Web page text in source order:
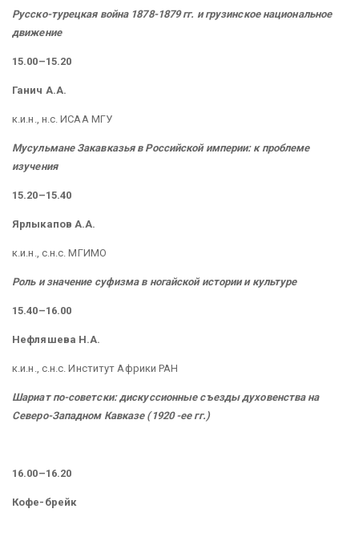
Русско-турецкая война 1878-1879 гг. и грузинское национальное
движение
15.00–15.20
Ганич А.А.
к.и.н., н.с. ИСАА МГУ
Мусульмане Закавказья в Российской империи: к проблеме
изучения
15.20–15.40
Ярлыкапов А.А.
к.и.н., с.н.с. МГИМО
Роль и значение суфизма в ногайской истории и культуре
15.40–16.00
Нефляшева Н.А.
к.и.н., с.н.с. Институт Африки РАН
Шариат по-советски: дискуссионные съезды духовенства на
Северо-Западном Кавказе (1920 -ее гг.)
16.00–16.20
Кофе-брейк